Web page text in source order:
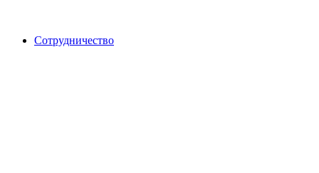
Сотрудничество